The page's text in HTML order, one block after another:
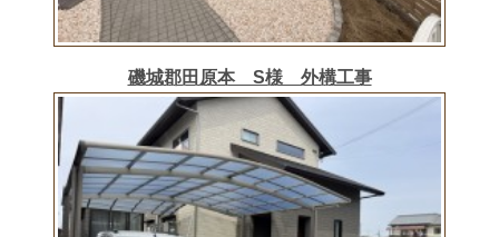
磯城郡田原本 S様 外構工事